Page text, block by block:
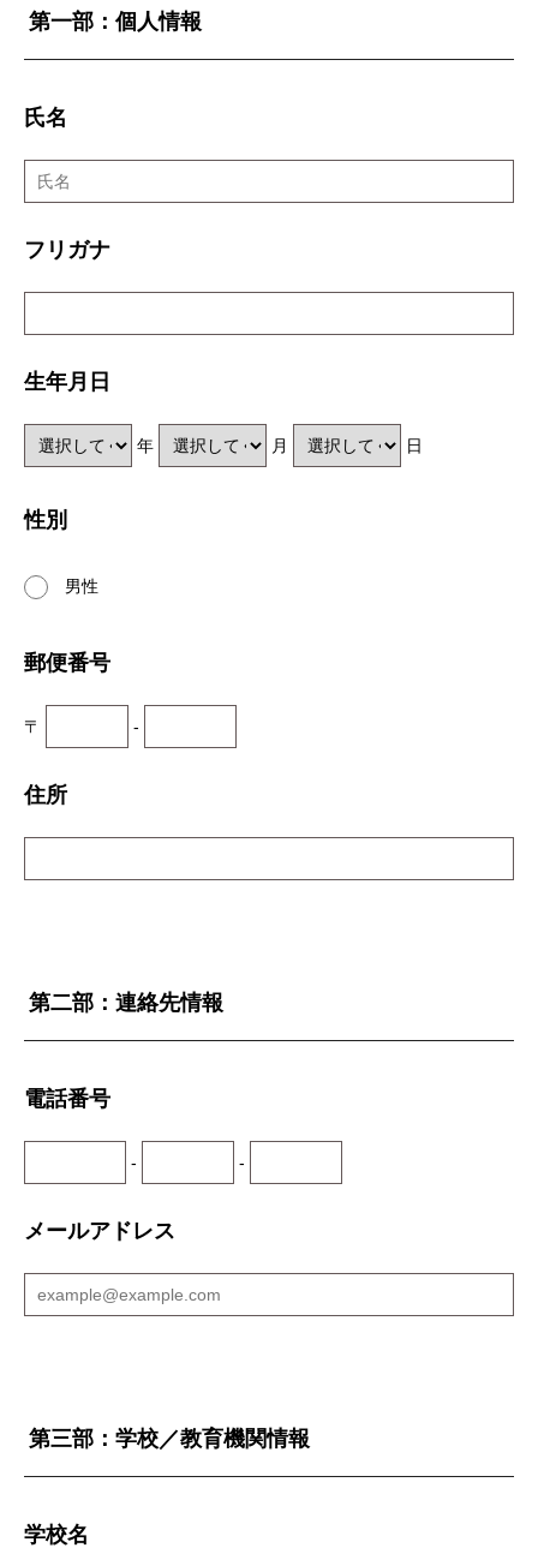
第一部：個人情報
氏名
フリガナ
生年月日
年 月 日
性別
男性
郵便番号
〒 -
住所
第二部：連絡先情報
電話番号
- -
メールアドレス
第三部：学校／教育機関情報
学校名